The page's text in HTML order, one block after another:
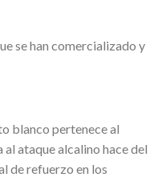
se han comercializado y
blanco pertenece al
ataque alcalino hace del
de refuerzo en los